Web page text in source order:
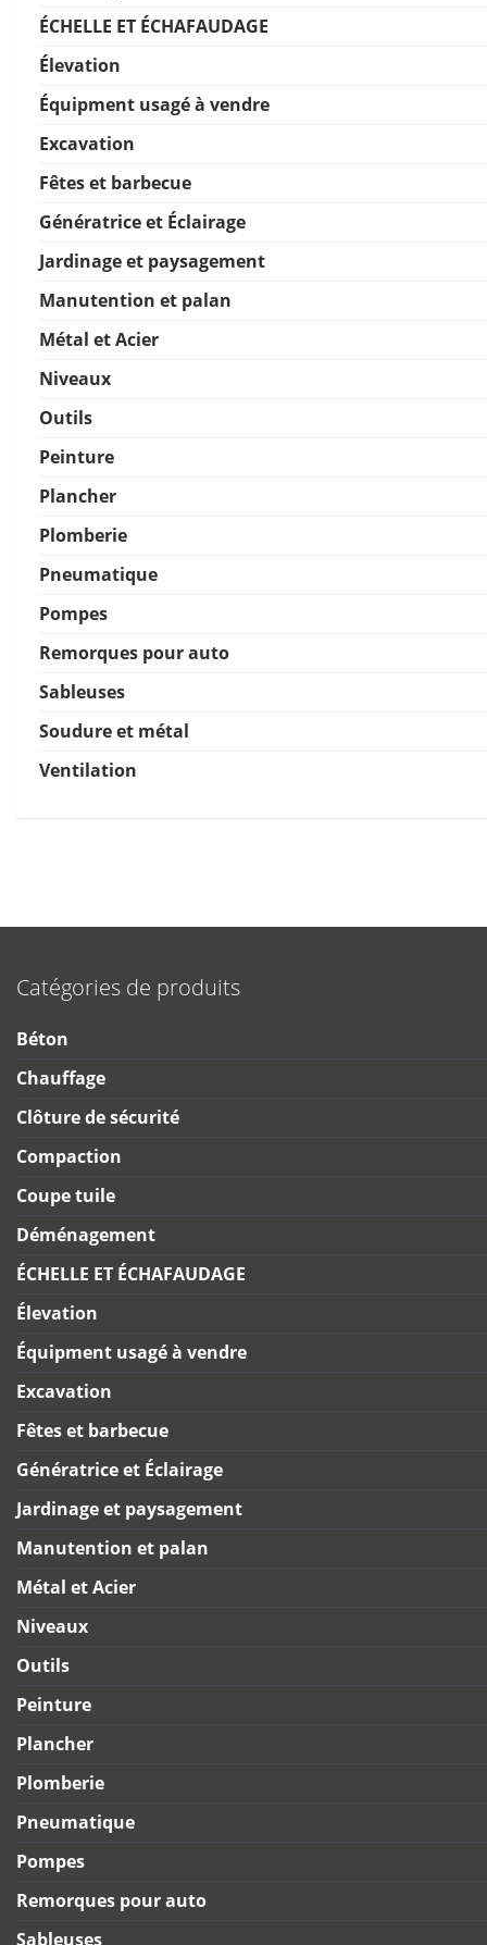
ÉCHELLE ET ÉCHAFAUDAGE
Élevation
Équipment usagé à vendre
Excavation
Fêtes et barbecue
Génératrice et Éclairage
Jardinage et paysagement
Manutention et palan
Métal et Acier
Niveaux
Outils
Peinture
Plancher
Plomberie
Pneumatique
Pompes
Remorques pour auto
Sableuses
Soudure et métal
Ventilation
Catégories de produits
Béton
Chauffage
Clôture de sécurité
Compaction
Coupe tuile
Déménagement
ÉCHELLE ET ÉCHAFAUDAGE
Élevation
Équipment usagé à vendre
Excavation
Fêtes et barbecue
Génératrice et Éclairage
Jardinage et paysagement
Manutention et palan
Métal et Acier
Niveaux
Outils
Peinture
Plancher
Plomberie
Pneumatique
Pompes
Remorques pour auto
Sableuses